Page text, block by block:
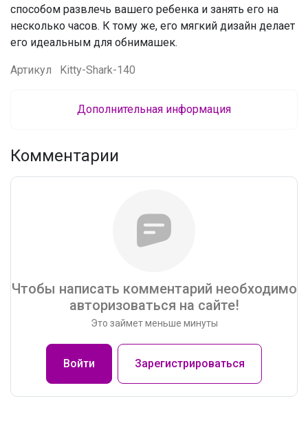
способом развлечь вашего ребенка и занять его на
несколько часов. К тому же, его мягкий дизайн делает
его идеальным для обнимашек.
Артикул Kitty-Shark-140
Дополнительная информация
Комментарии
Чтобы написать комментарий необходимо
авторизоваться на сайте!
Это займет меньше минуты
Войти Зарегистрироваться